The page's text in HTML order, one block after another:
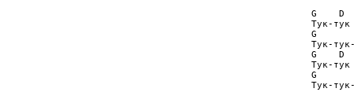
G    D
Тук-тук
G
Тук-
G    D
Тук-тук
G
Тук-